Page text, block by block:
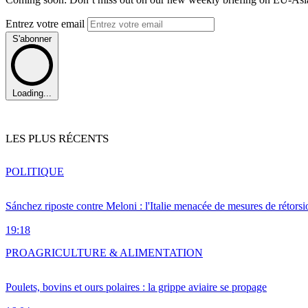
Entrez votre email
S'abonner
Loading...
LES PLUS RÉCENTS
Sánchez riposte contre Meloni : l'Italie menacée de mesures de
19:18
POLITIQUE
Poulets, bovins et ours polaires : la grippe aviaire se propage
PROAGRICULTURE & ALIMENTATION